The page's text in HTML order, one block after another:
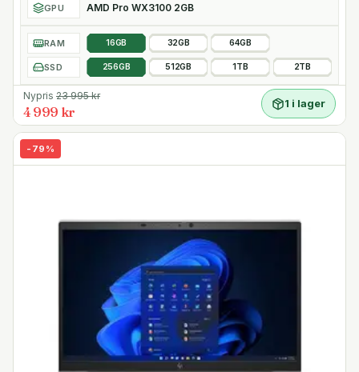
GPU AMD Pro WX3100 2GB
RAM 16GB 32GB 64GB
SSD 256GB 512GB 1TB 2TB
Nypris 23 995kr
4 999 kr
1 i lager
- 79 %